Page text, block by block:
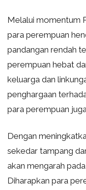
Melalui momentum
para perempuan
pandangan rendah
perempuan hebat
keluarga dan
penghargaan
para perempuan
Dengan
sekedar tampang
akan mengarah
Diharapkan para